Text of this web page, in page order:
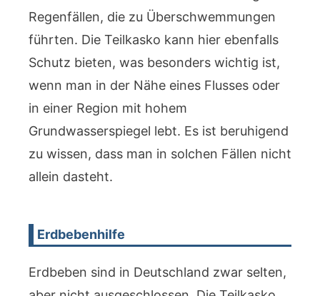
Regenfällen, die zu Überschwemmungen
führten. Die Teilkasko kann hier ebenfalls
Schutz bieten, was besonders wichtig ist,
wenn man in der Nähe eines Flusses oder
in einer Region mit hohem
Grundwasserspiegel lebt. Es ist beruhigend
zu wissen, dass man in solchen Fällen nicht
allein dasteht.
Erdbebenhilfe
Erdbeben sind in Deutschland zwar selten,